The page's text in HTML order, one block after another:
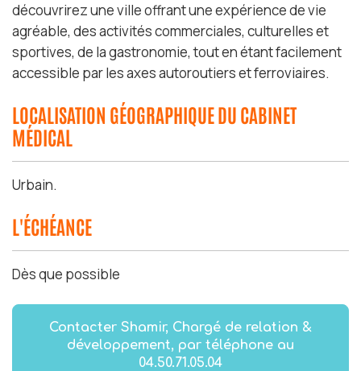
découvrirez une ville offrant une expérience de vie
agréable, des activités commerciales, culturelles et
sportives, de la gastronomie, tout en étant facilement
accessible par les axes autoroutiers et ferroviaires.
LOCALISATION GÉOGRAPHIQUE DU CABINET
MÉDICAL
Urbain.
L'ÉCHÉANCE
Dès que possible
Contacter Shamir, Chargé de relation &
développement, par téléphone au
04.50.71.05.04